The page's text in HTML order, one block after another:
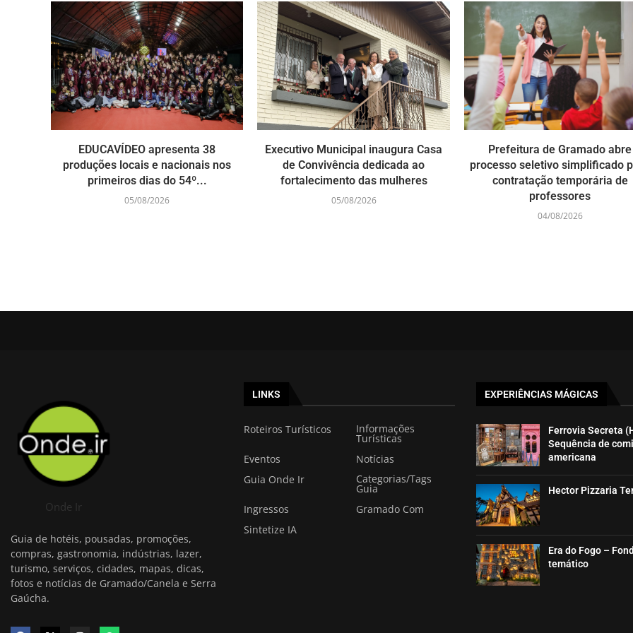
EDUCAVÍDEO apresenta 38
produções locais e nacionais nos
primeiros dias do 54º...
05/08/2026
Executivo Municipal inaugura Casa
de Convivência dedicada ao
fortalecimento das mulheres
05/08/2026
Prefeitura de Gramado abre
processo seletivo simplificado
contratação temporária de
professores
04/08/2026
Onde Ir
Guia de hotéis, pousadas, promoções,
compras, gastronomia, indústrias, lazer,
turismo, serviços, cidades, mapas, dicas,
fotos e notícias de Gramado/Canela e Serra
Gaúcha.
LINKS
Roteiros Turísticos Informações
Turísticas
Eventos
Notícias
Guia Onde Ir
Categorias/Tags
Guia
Ingressos
Gramado Com
Sintetize IA
EXPERIÊNCIAS MÁGICAS
Ferrovia Secreta
Sequência de
americana
Hector Pizzaria
Era do Fogo –
temático